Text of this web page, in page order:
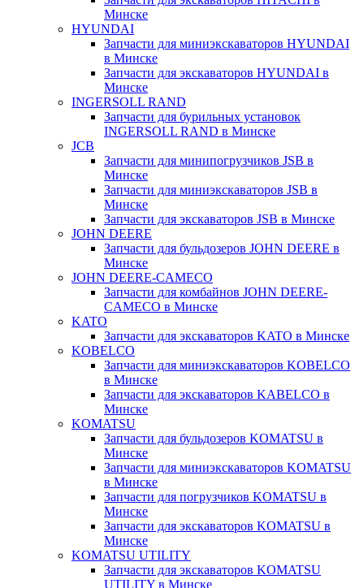
Минске
HYUNDAI
Запчасти для миниэкскаваторов HYUNDAI
в Минске
Запчасти для экскаваторов HYUNDAI в
Минске
INGERSOLL RAND
Запчасти для бурильных установок
INGERSOLL RAND в Минске
JCB
Запчасти для минипогрузчиков JSB в
Минске
Запчасти для миниэкскаваторов JSB в
Минске
Запчасти для экскаваторов JSB в Минске
JOHN DEERE
Запчасти для бульдозеров JOHN DEERE в
Минске
JOHN DEERE-CAMECO
Запчасти для комбайнов JOHN DEERE-
CAMECO в Минске
KATO
Запчасти для экскаваторов KATO в Минске
KOBELCO
Запчасти для миниэкскаваторов KOBELCO
в Минске
Запчасти для экскаваторов KABELCO в
Минске
KOMATSU
Запчасти для бульдозеров KOMATSU в
Минске
Запчасти для миниэкскаваторов KOMATSU
в Минске
Запчасти для погрузчиков KOMATSU в
Минске
Запчасти для экскаваторов KOMATSU в
Минске
KOMATSU UTILITY
Запчасти для экскаваторов KOMATSU
UTILITY в Минске